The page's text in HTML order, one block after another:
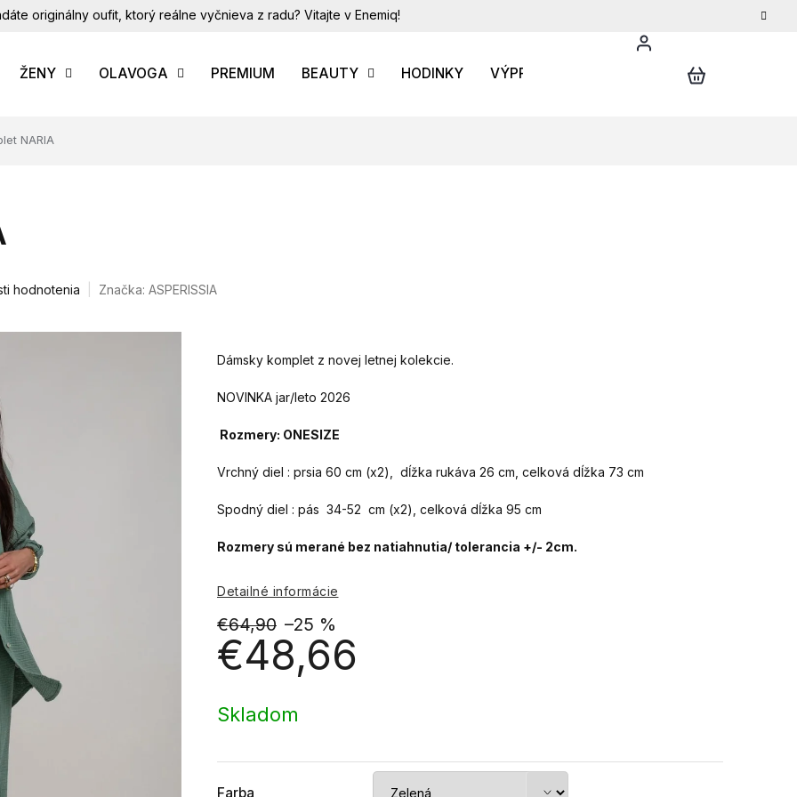
originálny oufit, ktorý reálne vyčnieva z radu? Vitajte v Enemiq!
ŽENY OLAVOGA PREMIUM BEAUTY HODINKY VÝPREDAJ DARČEKOVÝ POUKAZ
NARIA
hodnotenia Značka: ASPERISSIA
€64,90 –25 %
€48,66
cena:
Skladom
Farba
Dámsky komplet z novej letnej kolekcie.
NOVINKA jar/leto 2026
Rozmery: ONESIZE
Vrchný diel : prsia 60 cm (x2), dĺžka rukáva 26 cm, celková dĺžka 73 cm
Spodný diel : pás 34-52 cm (x2), celková dĺžka 95 cm
Rozmery sú merané bez natiahnutia/ tolerancia +/- 2cm.
Detailné informácie